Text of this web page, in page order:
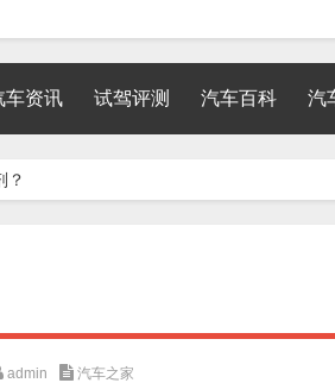
车资讯 试驾评测 汽车百科 汽
？
admin 汽车之家